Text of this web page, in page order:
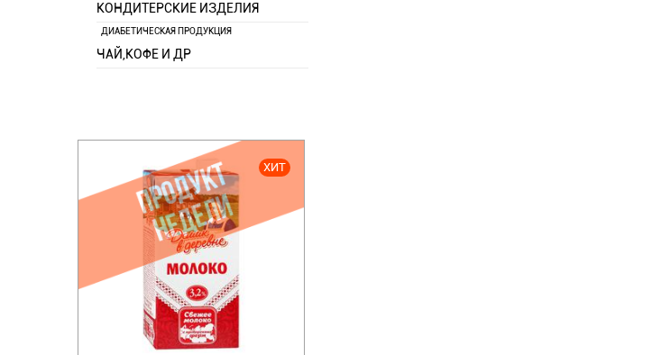
КОНДИТЕРСКИЕ ИЗДЕЛИЯ
ДИАБЕТИЧЕСКАЯ ПРОДУКЦИЯ
ЧАЙ,КОФЕ И ДР
ХИТ